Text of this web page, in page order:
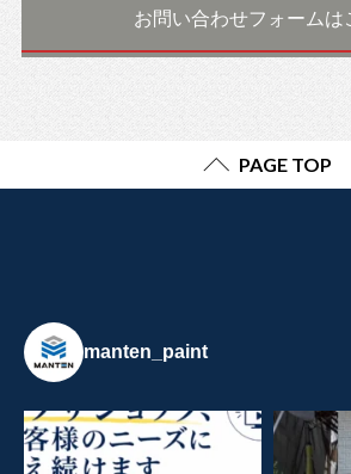
お問い合わせフォームは
PAGE TOP
manten_paint